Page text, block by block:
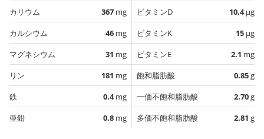
カリウム
367 mg
カルシウム
46 mg
マグネシウム
31 mg
リン
181 mg
鉄
0.4mg
亜鉛
0.8 mg
ビタミンD
10.4µg
ビタミンK
15 µg
ビタミンE
2.1 mg
飽和脂肪酸
0.85g
一価不飽和脂肪酸
2.70g
多価不飽和脂肪酸
2.81 g